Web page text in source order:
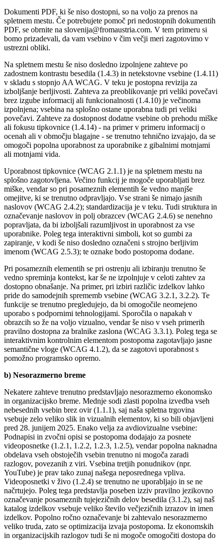
Dokumenti PDF, ki še niso dostopni, so na voljo za prenos na
spletnem mestu. Če potrebujete pomoč pri nedostopnih dokumentih
PDF, se obrnite na slovenija@fromaustria.com. V tem primeru si
bomo prizadevali, da vam vsebino v čim večji meri zagotovimo v
ustrezni obliki.
Na spletnem mestu še niso dosledno izpolnjene zahteve po
zadostnem kontrastu besedila (1.4.3) in netekstovne vsebine (1.4.11)
v skladu s stopnjo AA WCAG. V teku je postopna revizija za
izboljšanje berljivosti. Zahteva za preoblikovanje pri veliki povečavi
brez izgube informacij ali funkcionalnosti (1.4.10) je večinoma
izpolnjena; vsebina na splošno ostane uporabna tudi pri veliki
povečavi. Zahteve za dostopnost dodatne vsebine ob prehodu miške
ali fokusu tipkovnice (1.4.14) - na primer v primeru informacij o
ocenah ali v območju blagajne - se trenutno tehnično izvajajo, da se
omogoči popolna uporabnost za uporabnike z gibalnimi motnjami
ali motnjami vida.
Uporabnost tipkovnice (WCAG 2.1.1) je na spletnem mestu na
splošno zagotovljena. Večino funkcij je mogoče uporabljati brez
miške, vendar so pri posameznih elementih še vedno manjše
omejitve, ki se trenutno odpravljajo. Vse strani še nimajo jasnih
naslovov (WCAG 2.4.2); standardizacija je v teku. Tudi struktura in
označevanje naslovov in polj obrazcev (WCAG 2.4.6) se nenehno
popravljata, da bi izboljšali razumljivost in uporabnost za vse
uporabnike. Poleg tega interaktivni simboli, kot so gumbi za
zapiranje, v kodi še niso dosledno označeni s strojno berljivim
imenom (WCAG 2.5.3); te oznake bodo postopoma dodane.
Pri posameznih elementih se pri ostrenju ali izbiranju trenutno še
vedno spreminja kontekst, kar še ne izpolnjuje v celoti zahtev za
dostopno obnašanje. Na primer, pri izbiri različic izdelkov lahko
pride do samodejnih sprememb vsebine (WCAG 3.2.1, 3.2.2). Te
funkcije se trenutno pregledujejo, da bi omogočile neomejeno
uporabo s podpornimi tehnologijami. Sporočila o napakah v
obrazcih so že na voljo vizualno, vendar še niso v vseh primerih
pravilno dostopna za bralnike zaslona (WCAG 3.3.1). Poleg tega se
interaktivnim kontrolnim elementom postopoma zagotavljajo jasne
semantične vloge (WCAG 4.1.2), da se zagotovi uporabnost s
pomožno programsko opremo.
b) Nesorazmerno breme
Nekatere zahteve trenutno predstavljajo nesorazmerno ekonomsko
in organizacijsko breme. Mednje sodi zlasti popolna izvedba vseh
nebesednih vsebin brez ovir (1.1.1), saj naša spletna trgovina
vsebuje zelo veliko slik in vizualnih elementov, ki so bili objavljeni
pred 28. junijem 2025. Enako velja za avdiovizualne vsebine:
Podnapisi in zvočni opisi se postopoma dodajajo za posnete
videoposnetke (1.2.1, 1.2.2, 1.2.3, 1.2.5), vendar popolna naknadna
obdelava vseh obstoječih vsebin trenutno ni mogoča zaradi
razlogov, povezanih z viri. Vsebina tretjih ponudnikov (npr.
YouTube) je prav tako zunaj našega neposrednega vpliva.
Videoposnetki v živo (1.2.4) se trenutno ne uporabljajo in se ne
načrtujejo. Poleg tega predstavlja poseben izziv pravilno jezikovno
označevanje posameznih tujejezičnih delov besedila (3.1.2), saj naš
katalog izdelkov vsebuje veliko število večjezičnih izrazov in imen
izdelkov. Popolno ročno označevanje bi zahtevalo nesorazmerno
veliko truda, zato se optimizacija izvaja postopoma. Iz ekonomskih
in organizacijskih razlogov tudi še ni mogoče omogočiti dostopa do